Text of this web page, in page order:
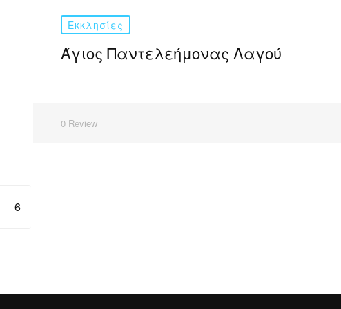
Εκκλησίες
Άγιος Παντελεήμονας Λαγού
0 Review
6